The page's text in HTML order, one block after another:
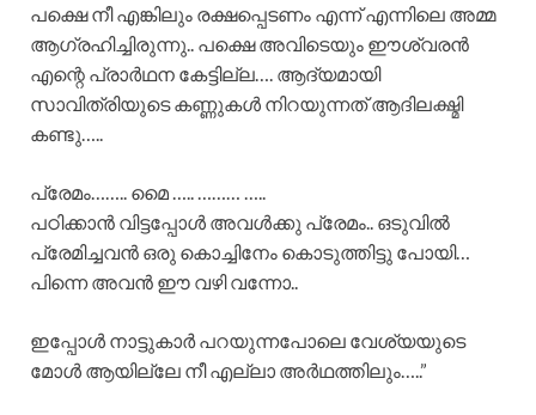
പക്ഷെ നീ എങ്കിലും രക്ഷപ്പെടണം എന്ന് എന്നിലെ അമ്മ
ആഗ്രഹിച്ചിരുന്നു.. പക്ഷെ അവിടെയും ഈശ്വരൻ
എന്റെ പ്രാർഥന കേട്ടില്ല…. ആദ്യമായി
സാവിത്രിയുടെ കണ്ണുകൾ നിറയുന്നത് ആദിലക്ഷ്മി
കണ്ടു…..
പ്രേമം…….. മൈ ….. ……… …..
പഠിക്കാൻ വിട്ടപ്പോൾ അവൾക്കു പ്രേമം.. ഒടുവിൽ
പ്രേമിച്ചവൻ ഒരു കൊച്ചിനേം കൊടുത്തിട്ടു പോയി…
പിന്നെ അവൻ ഈ വഴി വന്നോ..
ഇപ്പോൾ നാട്ടുകാർ പറയുന്നപോലെ വേശ്യയുടെ
മോൾ ആയില്ലേ നീ എല്ലാ അർഥത്തിലും…..”